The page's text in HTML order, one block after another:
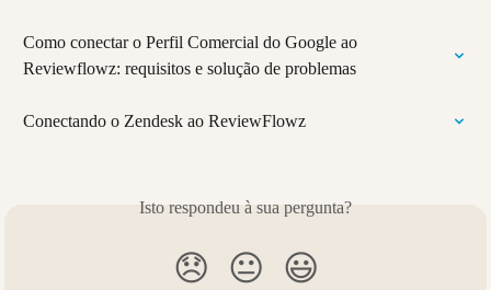
Como conectar o Perfil Comercial do Google ao
Reviewflowz: requisitos e solução de problemas
Conectando o Zendesk ao ReviewFlowz
Isto respondeu à sua pergunta?
😞 😐 😃